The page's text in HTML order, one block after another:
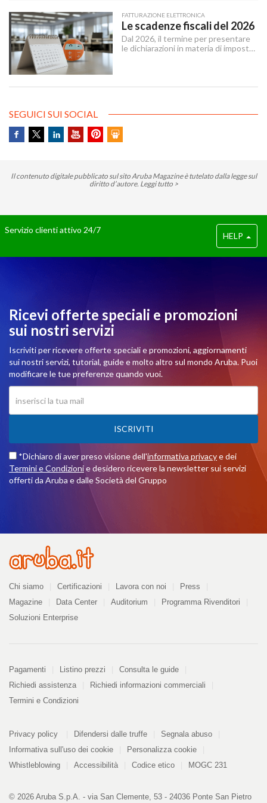
sicuro, tracciabile e interoperabile.
FATTURAZIONE ELETTRONICA
Le scadenze fiscali del 2026
Dal 2026, il termine per presentare
le dichiarazioni in materia di imposte
le stesse si riferiscono.
SEGUICI SUI SOCIAL
Il contenuto digitale pubblicato sul sito Aruba Magazine è tutelato dalla legge sul
diritto d’autore. Leggi tutto >
HELP
Servizio clienti attivo 24/7
Ricevi offerte speciali e promozioni
sui nostri servizi
Iscriviti per ricevere offerte speciali e promozioni, aggiornamenti
sui nostri servizi, tutorial, guide e molto altro sul mondo Aruba. Puoi
modificare le tue preferenze quando vuoi.
ISCRIVITI
*Dichiaro di aver preso visione dell'informativa privacye dei
Termini e Condizionie desidero ricevere la newsletter sui servizi
offerti da Aruba e dalle Società del Gruppo
Azienda
Chi siamo Certificazioni Lavora con noi
Press
Magazine
Data Center Auditorium
Programma Rivenditori
Soluzioni Enterprise
Pagamenti
Pagamenti Listino prezzi
Consulta le guide
Richiedi assistenza
Richiedi informazioni commerciali
Termini e Condizioni
Informazioni
Privacy policy
PDF
kB
Difendersi dalle truffe
Segnala abuso
Informativa sull'uso dei cookie
Personalizza cookie
Whistleblowing
Accessibilità Codice etico MOGC 231
© 2026 Aruba S.p.A. - via San Clemente, 53 - 24036 Ponte San Pietro